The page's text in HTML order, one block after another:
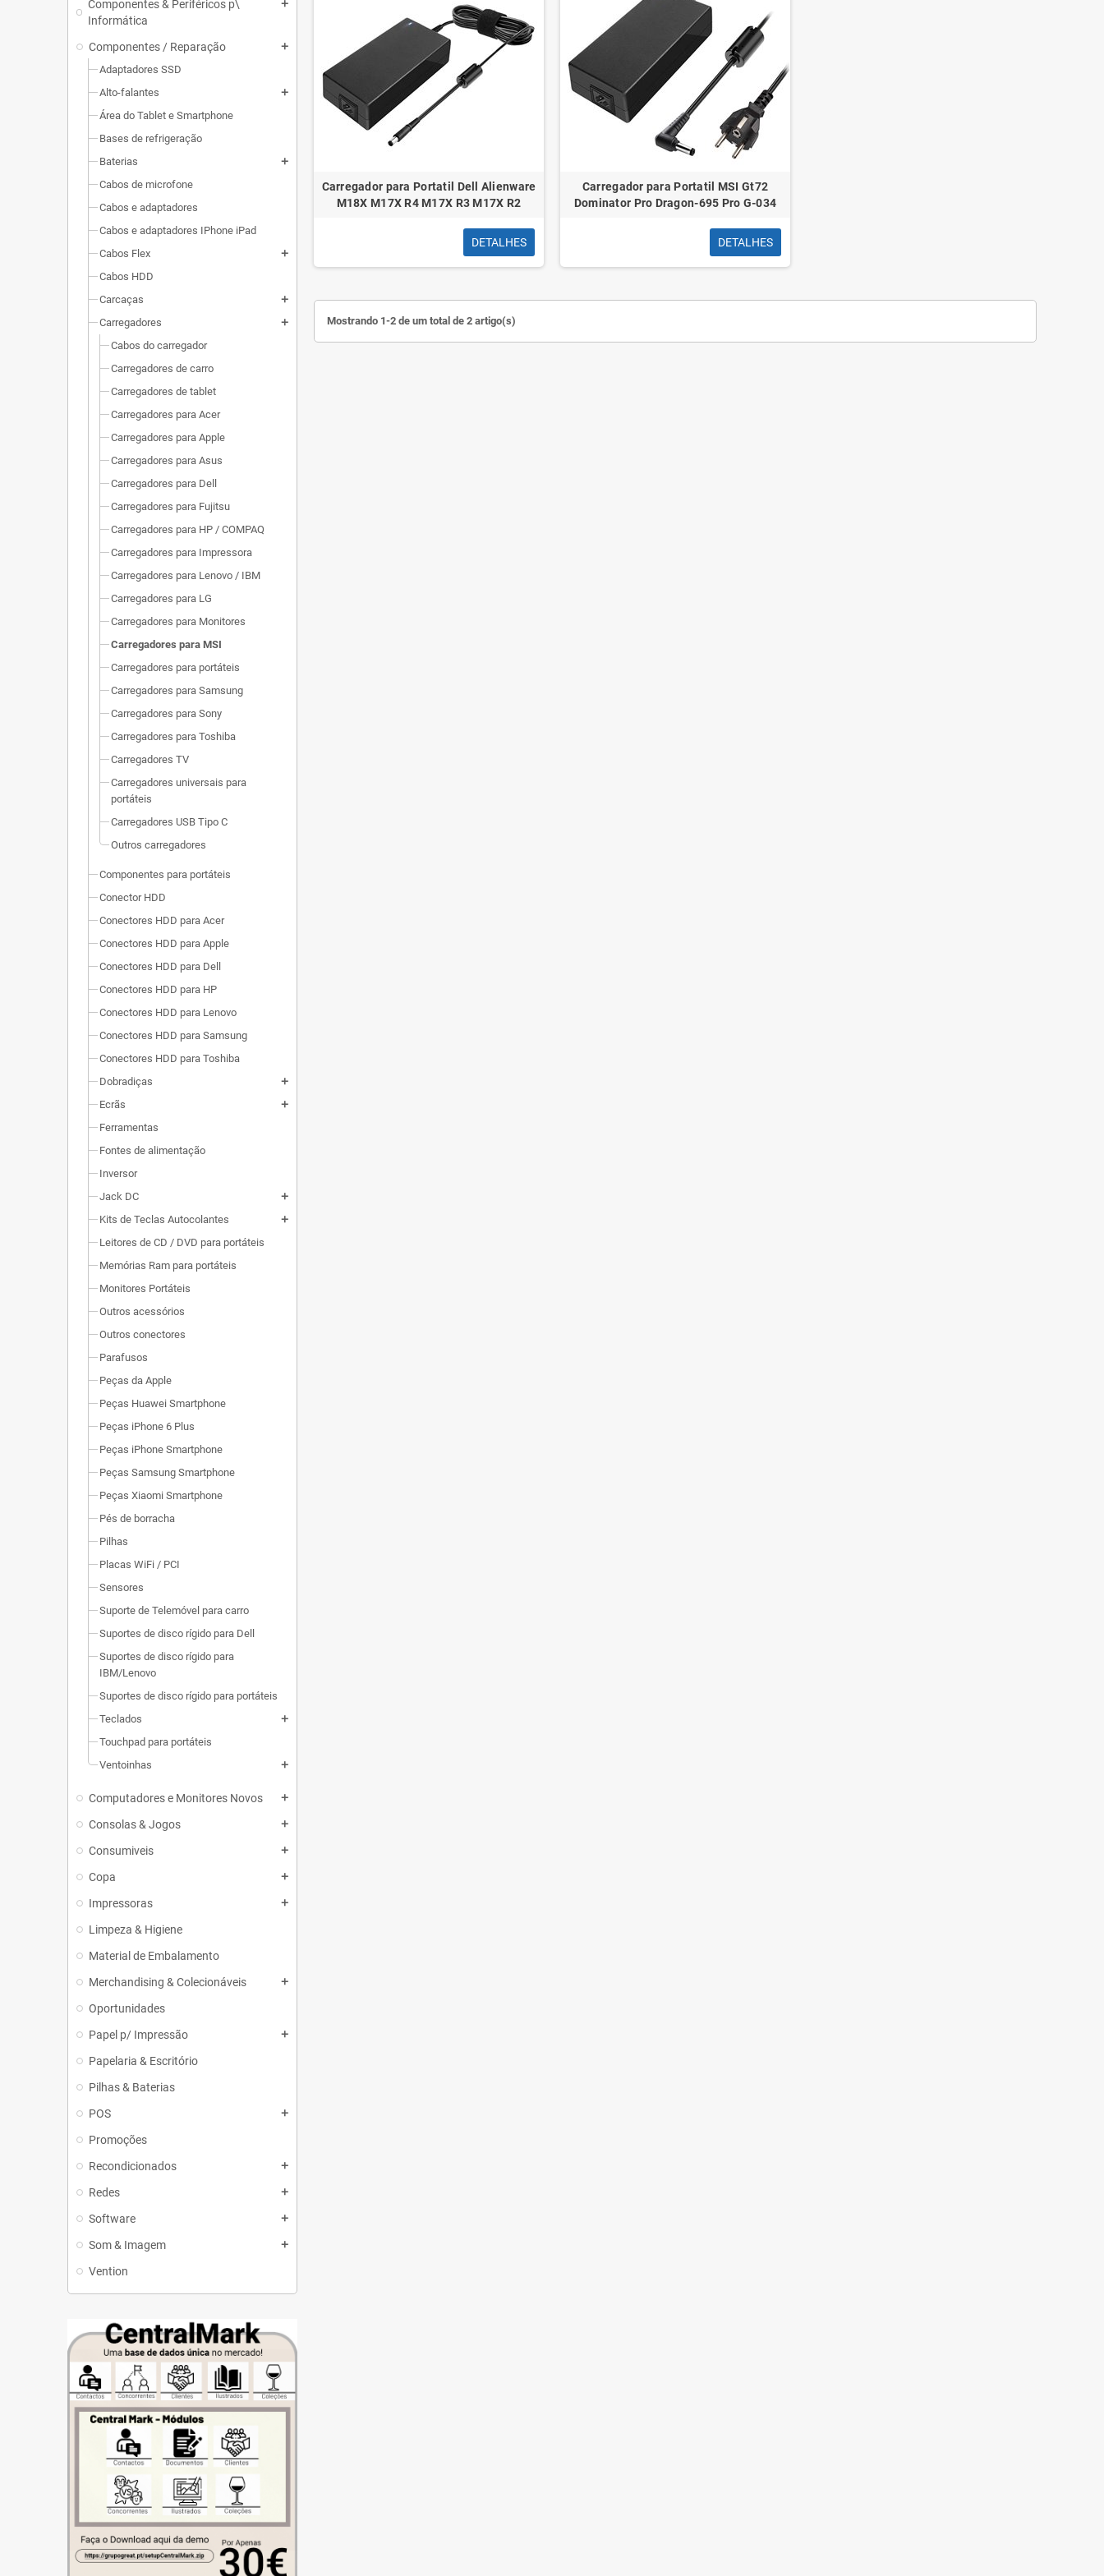
Componentes & Periféricos p\
Informática
add
Componentes / Reparação add
Adaptadores SSD
Alto-falantes
add
Área do Tablet e Smartphone
Bases de refrigeração
Baterias
add
Cabos de microfone
Cabos e adaptadores
Cabos e adaptadores IPhone iPad
Cabos Flex
add
Cabos HDD
Carcaças
add
Carregadores add
Cabos do carregador
Carregadores de carro
Carregadores de tablet
Carregadores para Acer
Carregadores para Apple
Carregadores para Asus
Carregadores para Dell
Carregadores para Fujitsu
Carregadores para HP / COMPAQ
Carregadores para Impressora
Carregadores para Lenovo / IBM
Carregadores para LG
Carregadores para Monitores
Carregadores para MSI
Carregadores para portáteis
Carregadores para Samsung
Carregadores para Sony
Carregadores para Toshiba
Carregadores TV
Carregadores universais para
portáteis
Carregadores USB Tipo C
Outros carregadores
Componentes para portáteis
Conector HDD
Conectores HDD para Acer
Conectores HDD para Apple
Conectores HDD para Dell
Conectores HDD para HP
Conectores HDD para Lenovo
Conectores HDD para Samsung
Conectores HDD para Toshiba
Dobradiças
add
Ecrãs add
Ferramentas
Fontes de alimentação
Inversor
Jack DC
add
Kits de Teclas Autocolantes add
Leitores de CD / DVD para portáteis
Memórias Ram para portáteis
Monitores Portáteis
Outros acessórios
Outros conectores
Parafusos
Peças da Apple
Peças Huawei Smartphone
Peças iPhone 6 Plus
Peças iPhone Smartphone
Peças Samsung Smartphone
Peças Xiaomi Smartphone
Pés de borracha
Pilhas
Placas WiFi / PCI
Sensores
Suporte de Telemóvel para carro
Suportes de disco rígido para Dell
Suportes de disco rígido para
IBM/Lenovo
Suportes de disco rígido para portáteis
Teclados
add
Touchpad para portáteis
Ventoinhas
add
Computadores e Monitores Novos add
Consolas & Jogos add
Consumiveis add
Copa add
Impressoras add
Limpeza & Higiene
Material de Embalamento
Merchandising & Colecionáveis
add
Oportunidades
Papel p/ Impressão
add
Papelaria & Escritório
Pilhas & Baterias
POS
add
Promoções
Recondicionados
add
Redes add
Software add
Som & Imagem add
Vention
Carregador para Portatil Dell Alienware
M18X M17X R4 M17X R3 M17X R2
DETALHES
Carregador para Portatil MSI Gt72
Dominator Pro Dragon-695 Pro G-034
DETALHES
Mostrando 1-2 de um total de 2 artigo(s)